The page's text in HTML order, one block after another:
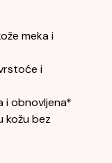
meka i
i
i obnovljena*
kožu bez